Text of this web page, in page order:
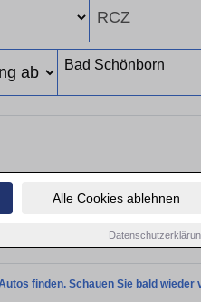
Alle Cookies ablehnen
Sie in Bad Schönborn Ihren
RCZ Gebrauchtwagen? Entdecken
Preisklassen von privat und
finden. Schauen Sie bald wieder